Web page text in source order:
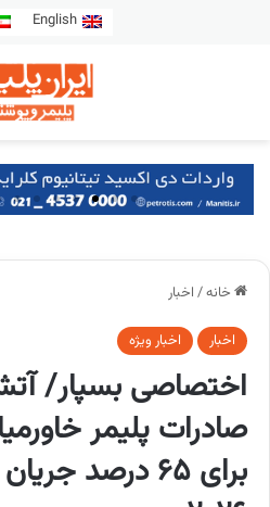
English
خانه/ اخبار
اخبار اخبار ویژه
اختصاصی بسپار/
صادرات پلیمر
برای 65 درصد